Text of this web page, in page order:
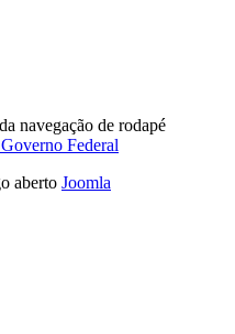
navegação de rodapé
aberto Joomla